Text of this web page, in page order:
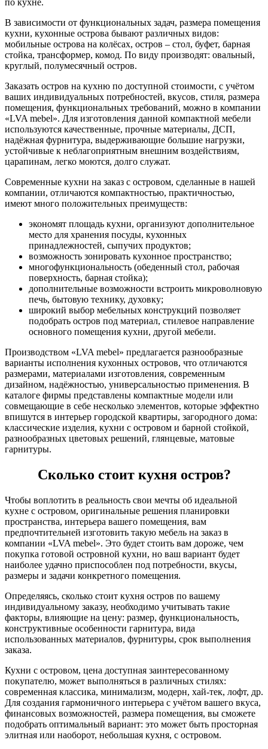
В зависимости от функциональных задач, размера помещения
кухни, кухонные острова бывают различных видов:
мобильные острова на колёсах, остров – стол, буфет, барная
стойка, трансформер, комод. По виду производят: овальный,
круглый, полумесячный остров.
Заказать остров на кухню по доступной стоимости, с учётом
ваших индивидуальных потребностей, вкусов, стиля, размера
помещения, функциональных требований, можно в компании
«LVA mebel». Для изготовления данной компактной мебели
используются качественные, прочные материалы, ДСП,
надёжная фурнитура, выдерживающие большие нагрузки,
устойчивые к неблагоприятным внешним воздействиям,
царапинам, легко моются, долго служат.
Современные кухни на заказ с островом, сделанные в нашей
компании, отличаются компактностью, практичностью,
имеют много положительных преимуществ:
экономят площадь кухни, организуют дополнительное
место для хранения посуды, кухонных
принадлежностей, сыпучих продуктов;
возможность зонировать кухонное пространство;
многофункциональность (обеденный стол, рабочая
поверхность, барная стойка);
дополнительные возможности встроить микроволновую
печь, бытовую технику, духовку;
широкий выбор мебельных конструкций позволяет
подобрать остров под материал, стилевое направление
основного помещения кухни, другой мебели.
Производством «LVA mebel» предлагается разнообразные
варианты исполнения кухонных островов, что отличаются
размерами, материалами изготовления, современным
дизайном, надёжностью, универсальностью применения. В
каталоге фирмы представлены компактные модели или
совмещающие в себе несколько элементов, которые эффектно
впишутся в интерьер городской квартиры, загородного дома:
классические изделия, кухни с островом и барной стойкой,
разнообразных цветовых решений, глянцевые, матовые
гарнитуры.
Сколько стоит кухня остров?
Чтобы воплотить в реальность свои мечты об идеальной
кухне с островом, оригинальные решения планировки
пространства, интерьера вашего помещения, вам
предпочтительней изготовить такую мебель на заказ в
компании «LVA mebel». Это будет стоить вам дороже, чем
покупка готовой островной кухни, но ваш вариант будет
наиболее удачно приспособлен под потребности, вкусы,
размеры и задачи конкретного помещения.
Определяясь, сколько стоит кухня остров по вашему
индивидуальному заказу, необходимо учитывать такие
факторы, влияющие на цену: размер, функциональность,
конструктивные особенности гарнитура, вида
использованных материалов, фурнитуры, срок выполнения
заказа.
Кухни с островом, цена доступная заинтересованному
покупателю, может выполняться в различных стилях:
современная классика, минимализм, модерн, хай-тек, лофт, др.
Для создания гармоничного интерьера с учётом вашего вкуса,
финансовых возможностей, размера помещения, вы сможете
подобрать оптимальный вариант: это может быть просторная
элитная или наоборот, небольшая кухня, с островом.